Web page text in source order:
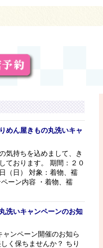
めん屋きもの丸洗いキャ
気持ちを込めまして、き
ております。 期間：２０
（日） 対象：着物、襦
ーン内容 ・着物、襦
洗いキャンペーンのお知
ンペーン開催のお知ら
く保ちませんか？ ちり